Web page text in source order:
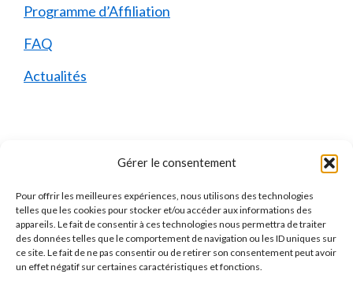
Gérer le consentement
Pour offrir les meilleures expériences, nous utilisons des technologies
telles que les cookies pour stocker et/ou accéder aux informations des
appareils. Le fait de consentir à ces technologies nous permettra de traiter
des données telles que le comportement de navigation ou les ID uniques sur
ce site. Le fait de ne pas consentir ou de retirer son consentement peut avoir
un effet négatif sur certaines caractéristiques et fonctions.
Programme d’Affiliation
FAQ
Actualités
Mentions Légales
Qui sommes-nous ?
Mentions Légales
Politique de Confidentialité